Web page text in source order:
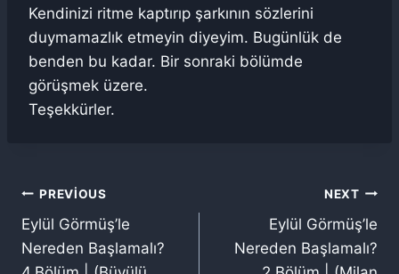
Kendinizi ritme kaptırıp şarkının sözlerini
duymamazlık etmeyin diyeyim. Bugünlük de
benden bu kadar. Bir sonraki bölümde
görüşmek üzere.
Teşekkürler.
Yazı
gezinmesi
PREVIOUS
Eylül Görmüş’le
Nereden Başlamalı?
NEXT
Eylül Görmüş’le
Nereden Başlamalı?